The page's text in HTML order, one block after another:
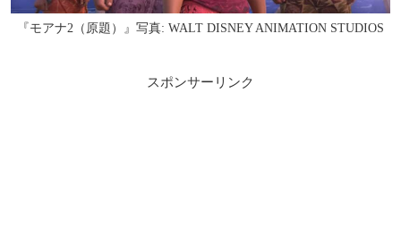
『モアナ2（原題）』写真: WALT DISNEY ANIMATION STUDIOS
スポンサーリンク